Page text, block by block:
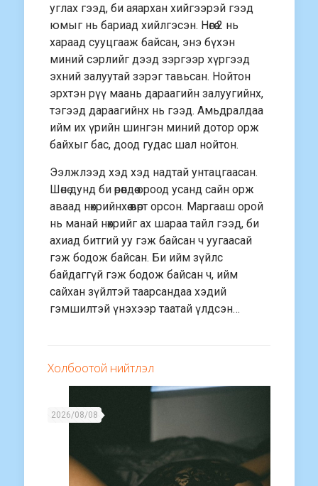
углах гээд, би аяархан хийгээрэй гээд
юмыг нь бариад хийлгэсэн. Нөгөө 2 нь
хараад сууцгааж байсан, энэ бүхэн
миний сэрлийг дээд зэргээр хүргээд
эхний залуутай зэрэг тавьсан. Нойтон
эрхтэн рүү маань дараагийн залуугийнх,
тэгээд дараагийнх нь гээд. Амьдралдаа
ийм их үрийн шингэн миний дотор орж
байхыг бас, доод гудас шал нойтон.
Ээлжлээд хэд хэд надтай унтацгаасан.
Шөнө дунд би өрөөндөө ороод усанд сайн орж
аваад нөхрийнхөө өвөрт орсон. Маргааш орой
нь манай нөхрийг ах шараа тайл гээд, би
ахиад битгий уу гэж байсан ч уугаасай
гэж бодож байсан. Би ийм зүйлс
байдаггүй гэж бодож байсан ч, ийм
сайхан зүйлтэй таарсандаа хэдий
гэмшилтэй үнэхээр таатай үлдсэн…
Холбоотой нийтлэл
2026/08/08